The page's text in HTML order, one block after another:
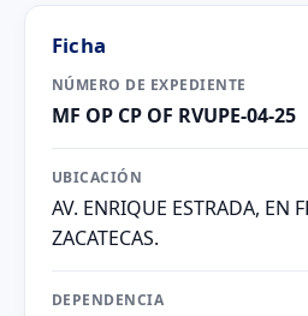
Ficha
NÚMERO DE EXPEDIENTE
MF OP CP OF RVUPE-04-25
UBICACIÓN
AV. ENRIQUE ESTRADA, EN
ZACATECAS.
DEPENDENCIA